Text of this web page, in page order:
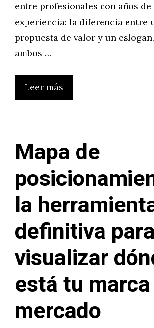
entre profesionales con años de
experiencia: la diferencia entre
propuesta de valor y un
ambos …
Leer más
Mapa de
la
definitiva para
visualizar
está tu
mercado